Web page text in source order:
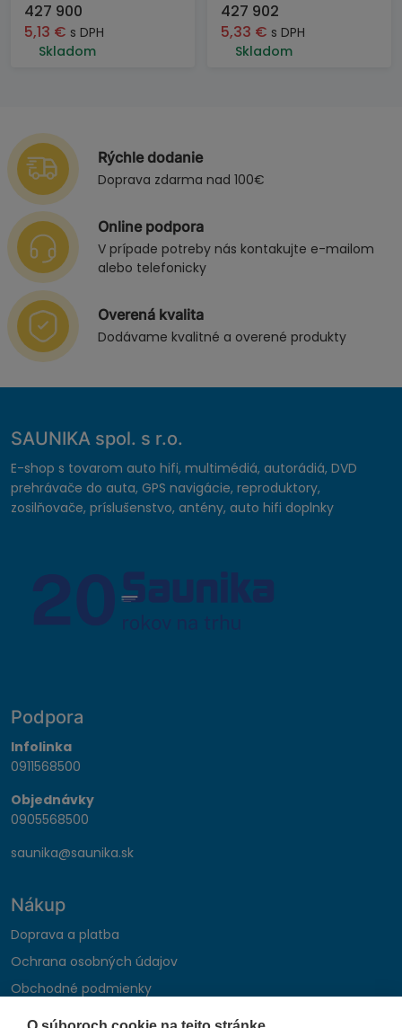
427 900
5,13 € s DPH
Skladom
427 902
5,33 € s DPH
Skladom
Rýchle dodanie
Doprava zdarma nad 100€
Online podpora
V prípade potreby nás kontakujte e-mailom
alebo telefonicky
Overená kvalita
Dodávame kvalitné a overené produkty
SAUNIKA spol. s r.o.
E-shop s tovarom auto hifi, multimédiá, autorádiá, DVD
prehrávače do auta, GPS navigácie, reproduktory,
zosilňovače, príslušenstvo, antény, auto hifi doplnky
Podpora
Infolinka
0911568500
Objednávky
0905568500
saunika@saunika.sk
Nákup
Doprava a platba
Ochrana osobných údajov
Obchodné podmienky
Reklamačný poriadok